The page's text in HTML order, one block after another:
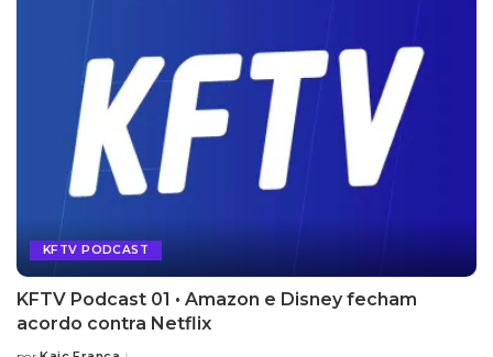
KFTV PODCAST
KFTV Podcast 01 • Amazon e Disney fecham
acordo contra Netflix